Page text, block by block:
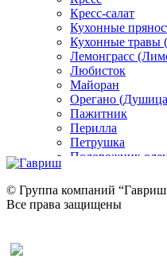
Кресс-салат
Кухонные
Кухонные травы
Лемонграсс
Любисток
Майоран
Орегано
Пажитник
Перилла
Петрушка
Подорожник
Ревень
Рукола
Рута
© Группа компаний
Все права защищены